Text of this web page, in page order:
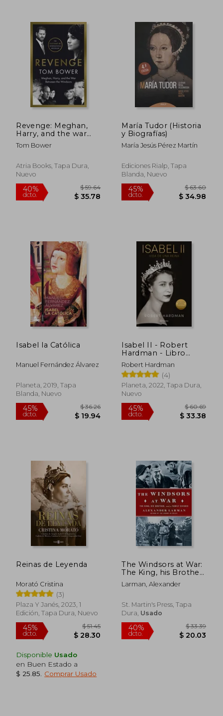
$ 19.00
45%
dcto.
Revenge: Meghan,
Harry, and the war
Between the
Windsors (en Inglés)
Tom Bower
Atria Books, Tapa Dura,
Nuevo
40%
María Tudor (Historia
y Biografías)
María Jesús Pérez Martín
Ediciones Rialp, Tapa
Blanda, Nuevo
45%
Isabel la Católica
Manuel Fernández Álvarez
Planeta, 2019, Tapa
Blanda, Nuevo
Isabel II - Robert
Hardman - Libro
Físico
Robert Hardman
(4)
Planeta, 2022, Tapa Dura,
Nuevo
45%
dcto.
Reinas de Leyenda
Morató Cristina
(3)
Plaza Y Janés, 2023, 1
Edición, Tapa Dura, Nuevo
Disponible Usado
en Buen Estado a
$ 25.85
Comprar Usado
The Windsors at War:
The King, his Brother,
and a Family Divided
(en Inglés)
Larman, Alexander
St. Martin's Press, Tapa
Dura, Usado